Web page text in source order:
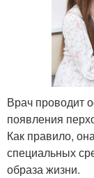
Врач проводит
появления
Как правило,
специальных
образа жизни.